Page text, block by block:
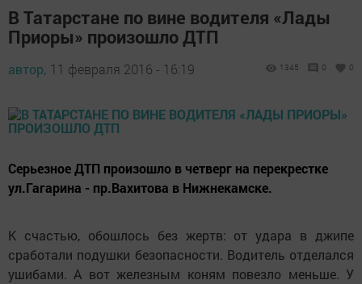
В Татарстане по вине водителя «Лады
Приоры» произошло ДТП
автор, 11 февраля 2016 - 16:19 1345 0 0
Серьезное ДТП произошло в четверг на перекрестке
ул.Гагарина - пр.Вахитова в Нижнекамске.
К счастью, обошлось без жертв: от удара в джипе
сработали подушки безопасности. Водитель отделался
ушибами. А вот железным коням повезло меньше. У